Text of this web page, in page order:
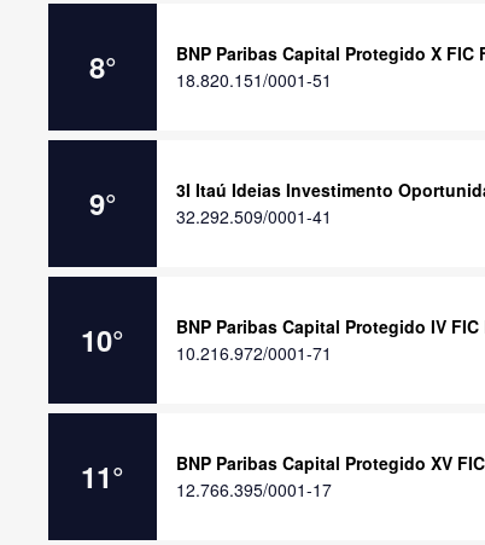
8°
BNP Paribas Capital Protegido X FIC
18.820.151/0001-51
9°
3I Itaú Ideias Investimento
32.292.509/0001-41
10°
BNP Paribas Capital Protegido IV
10.216.972/0001-71
11°
BNP Paribas Capital Protegido XV
12.766.395/0001-17